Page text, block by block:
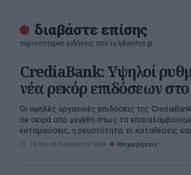
διαβάστε επίσης
περισσότερες ειδήσεις από το lykavitos.gr
CrediaBank: Υψηλοί
νέα ρεκόρ επιδόσεων
Οι υψηλές οργανικές επιδόσεις της
σε σειρά από μεγέθη όπως τα
εκταμιεύσεις, η ρευστότητα, οι καταθέσεις
18:36 | 06 Αυγούστου 2026 Επιχειρήσεις